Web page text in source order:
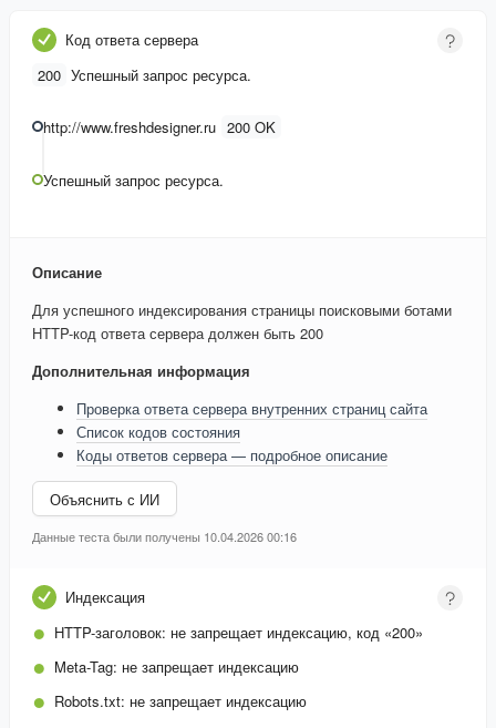
Код ответа сервера
200 Успешный запрос ресурса.
http://www.freshdesigner.ru 200 OK
Успешный запрос ресурса.
Описание
Для успешного индексирования страницы поисковыми ботами
HTTP-код ответа сервера должен быть 200
Дополнительная информация
Проверка ответа сервера внутренних страниц сайта
Список кодов состояния
Коды ответов сервера — подробное описание
Объяснить с ИИ
Данные теста были получены 10.04.2026 00:16
Индексация
HTTP-заголовок: не запрещает индексацию, код «200»
Meta-Tag: не запрещает индексацию
Robots.txt: не запрещает индексацию